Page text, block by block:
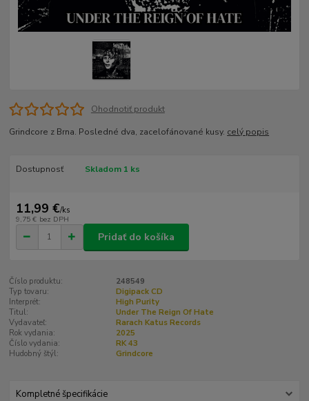
Ohodnotiť produkt
Grindcore z Brna. Posledné dva, zacelofánované kusy. celý popis
Dostupnosť Skladom 1 ks
11,99 €/ks
9,75 € bez DPH
Pridať do košíka
Číslo produktu:
248549
Typ tovaru:
Digipack CD
Interprét:
High Purity
Titul:
Under The Reign Of Hate
Vydavateľ:
Rarach Katus Records
Rok vydania:
2025
Číslo vydania:
‎RK 43
Hudobný štýl:
Grindcore
Kompletné špecifikácie